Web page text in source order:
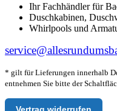
Ihr Fachhändler für
Duschkabinen,
Whirlpools und
* gilt für Lieferungen innerhalb
entnehmen Sie bitte der